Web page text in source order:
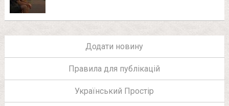
Додати новину
Правила для публікацій
Український Простір